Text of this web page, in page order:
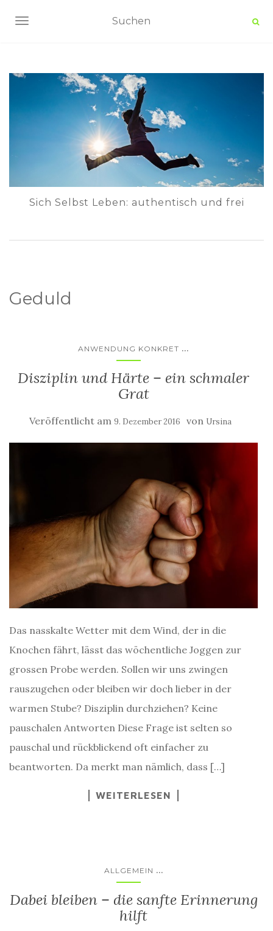
NAVIGATION UMSCHALTEN
Sich Selbst Leben: authentisch und frei
Geduld
ANWENDUNG KONKRET ...
Disziplin und Härte – ein schmaler
Grat
Veröffentlicht am 9. Dezember 2016 von Ursina
Das nasskalte Wetter mit dem Wind, der in die
Knochen fährt, lässt das wöchentliche Joggen zur
grossen Probe werden. Sollen wir uns zwingen
rauszugehen oder bleiben wir doch lieber in der
warmen Stube? Disziplin durchziehen? Keine
pauschalen Antworten Diese Frage ist selten so
pauschal und rückblickend oft einfacher zu
beantworten. Da merkt man nämlich, dass […]
WEITERLESEN
ALLGEMEIN ...
Dabei bleiben – die sanfte Erinnerung
hilft